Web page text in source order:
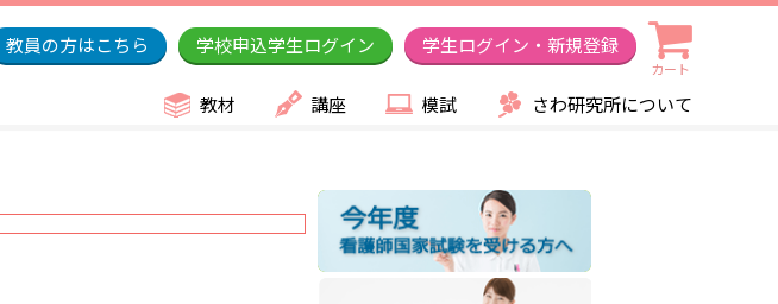
教員の方はこちら 学校申込学生ログイン 学生ログイン・新規登録
カート
教材 講座 模試 さわ研究所について